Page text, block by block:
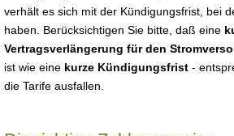
verhält es sich mit der Kündigungsfrist, bei
haben. Berücksichtigen Sie bitte, daß eine
Vertragsverlängerung für den
ist wie eine kurze Kündigungsfrist -
die Tarife ausfallen.